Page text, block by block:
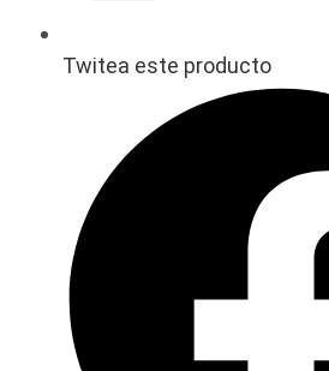
Twitea este producto